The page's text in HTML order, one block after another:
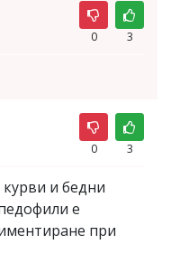
0 3
0 3
и бедни
е
при